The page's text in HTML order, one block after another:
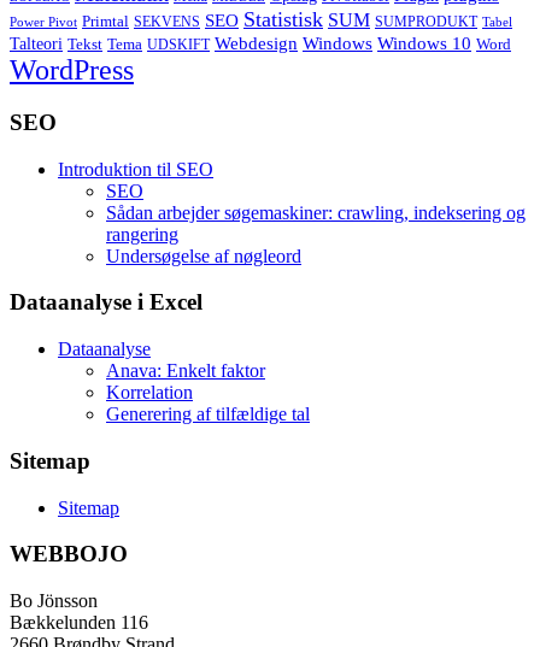
Power Pivot Primtal SEKVENS SEO Statistisk SUM SUMPRODUKT Tabel
Talteori Tekst Tema UDSKIFT Webdesign Windows Windows 10 Word
WordPress
SEO
Introduktion til SEO
SEO
Sådan arbejder søgemaskiner: crawling, indeksering og
rangering
Undersøgelse af nøgleord
Dataanalyse i Excel
Dataanalyse
Anava: Enkelt faktor
Korrelation
Generering af tilfældige tal
Sitemap
Sitemap
WEBBOJO
Bo Jönsson
Bækkelunden 116